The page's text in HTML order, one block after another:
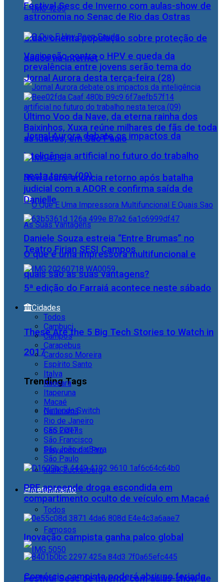
Cidac orienta população sobre proteção de
dados na internet
Jornal Aurora debate os impactos da
inteligência artificial no futuro do trabalho
nesta terça (09)
O que é uma impressora multifuncional e
quais são as suas vantagens?
These Are the 5 Big Tech Stories to Watch in
2017
Trending Tags
Nintendo Switch
CES 2017
Playstation 4 Pro
Mark Zuckerberg
Entretenimento
Todos
Famosos
Festival Sesc de Inverno com aulas-show de
Festival Sesc de Inverno com aulas-show de
astronomia no Senac de Rio das Ostras
Vacinação contra o HPV e queda da
prevalência entre jovens serão tema do
Jornal Aurora desta terça-feira (28)
Último Voo da Nave, da eterna rainha dos
Baixinhos, Xuxa reúne milhares de fãs de toda
as idades, em São Paulo
NewJeans anuncia retorno após batalha
judicial com a ADOR e confirma saída de
Danielle
Daniele Souza estreia “Entre Brumas” no
Teatro Firjan SESI Campos
5ª edição do Farraiá acontece neste sábado
Cidades
Todos
Cambuci
Campos
Carapebus
Cardoso Moreira
Espírito Santo
Italva
Itaocara
Itaperuna
Macaé
Quissamã
Rio de Janeiro
São Fidélis
São Francisco
São João da Barra
São Paulo
PRF apreende droga escondida em
compartimento oculto de veículo em Macaé
Inovação campista ganha palco global
Comércio campista poderá abrir no feriado